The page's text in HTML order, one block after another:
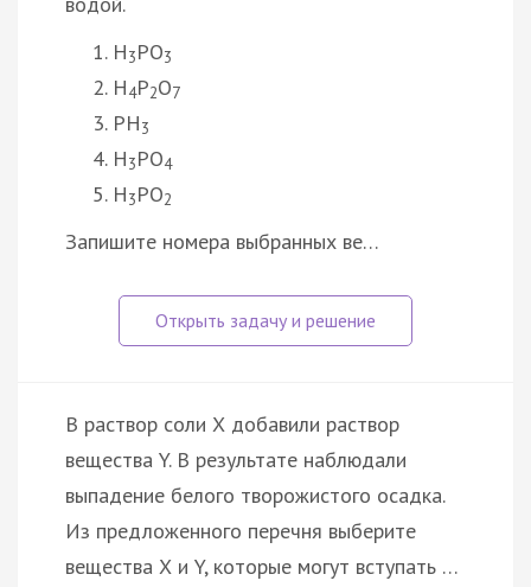
H3PO3
H4P2O7
PH3
H3PO4
H3PO2
Запишите номера выбранных ве…
В раствор соли Х добавили раствор
вещества Y. В результате наблюдали
выпадение белого творожистого осадка.
Из предложенного перечня выберите
вещества Х и Y, которые могут вступать …